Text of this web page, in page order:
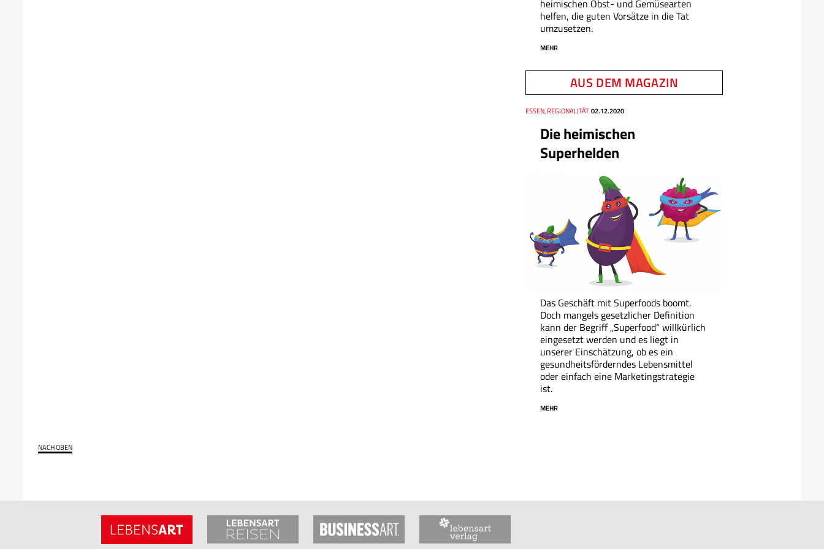
heimischen Obst- und Gemüsearten
helfen, die guten Vorsätze in die Tat
umzusetzen.
MEHR
AUS DEM MAGAZIN
Die heimischen
Superhelden
Thema
ESSEN, REGIONALITÄT
Datum 02.12.2020
Das Geschäft mit Superfoods boomt.
Doch mangels gesetzlicher Definition
kann der Begriff „Superfood“ willkürlich
eingesetzt werden und es liegt in
unserer Einschätzung, ob es ein
gesundheitsförderndes Lebensmittel
oder einfach eine Marketingstrategie
ist.
MEHR
NACH OBEN